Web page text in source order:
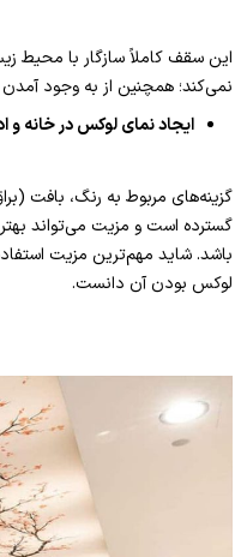
این سقف کاملاً سازگار با محیط
نمی‌کند؛ همچنین از به وجود
ایجاد نمای لوکس در خانه و
گزینه‌های مربوط به‌ رنگ، بافت
گسترده است و مزیت می‌تواند
باشد. شاید مهم‌ترین مزیت
لوکس بودن آن دانست.